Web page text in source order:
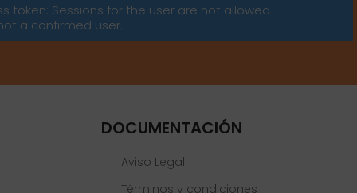
token: Sessions for the user are not allowed
a confirmed user.
DOCUMENTACIÓN
Aviso Legal
Términos y condiciones